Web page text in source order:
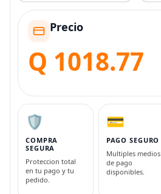
Precio
Q 1018.77
🛡️
COMPRA
SEGURA
Proteccion total
en tu pago y tu
pedido.
💳
PAGO SEGURO
Multiples medios
de pago
disponibles.